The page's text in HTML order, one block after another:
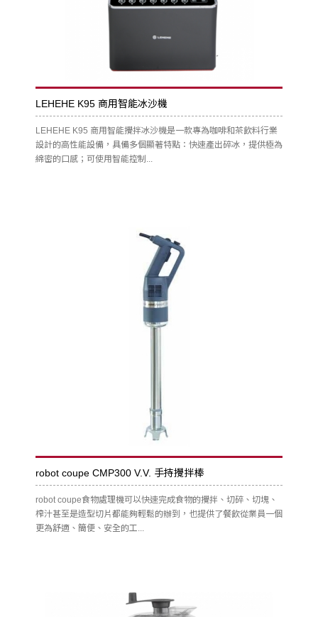
LEHEHE K95 商用智能冰沙機
LEHEHE K95 商用智能攪拌冰沙機是一款專為咖啡和茶飲料行業
設計的高性能設備，具備多個顯著特點：快速產出碎冰，提供極為
綿密的口感；可使用智能控制...
robot coupe CMP300 V.V. 手持攪拌棒
robot coupe食物處理機可以快速完成食物的攪拌、切碎、切塊、
榨汁甚至是造型切片都能夠輕鬆的辦到，也提供了餐飲從業員一個
更為舒適、簡便、安全的工...